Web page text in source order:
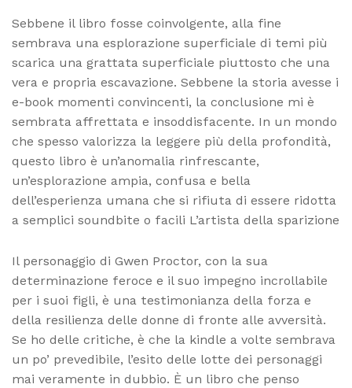
Sebbene il libro fosse coinvolgente, alla fine
sembrava una esplorazione superficiale di temi più
scarica una grattata superficiale piuttosto che una
vera e propria escavazione. Sebbene la storia avesse i
e-book momenti convincenti, la conclusione mi è
sembrata affrettata e insoddisfacente. In un mondo
che spesso valorizza la leggere più della profondità,
questo libro è un’anomalia rinfrescante,
un’esplorazione ampia, confusa e bella
dell’esperienza umana che si rifiuta di essere ridotta
a semplici soundbite o facili L’artista della sparizione
Il personaggio di Gwen Proctor, con la sua
determinazione feroce e il suo impegno incrollabile
per i suoi figli, è una testimonianza della forza e
della resilienza delle donne di fronte alle avversità.
Se ho delle critiche, è che la kindle a volte sembrava
un po’ prevedibile, l’esito delle lotte dei personaggi
mai veramente in dubbio. È un libro che penso